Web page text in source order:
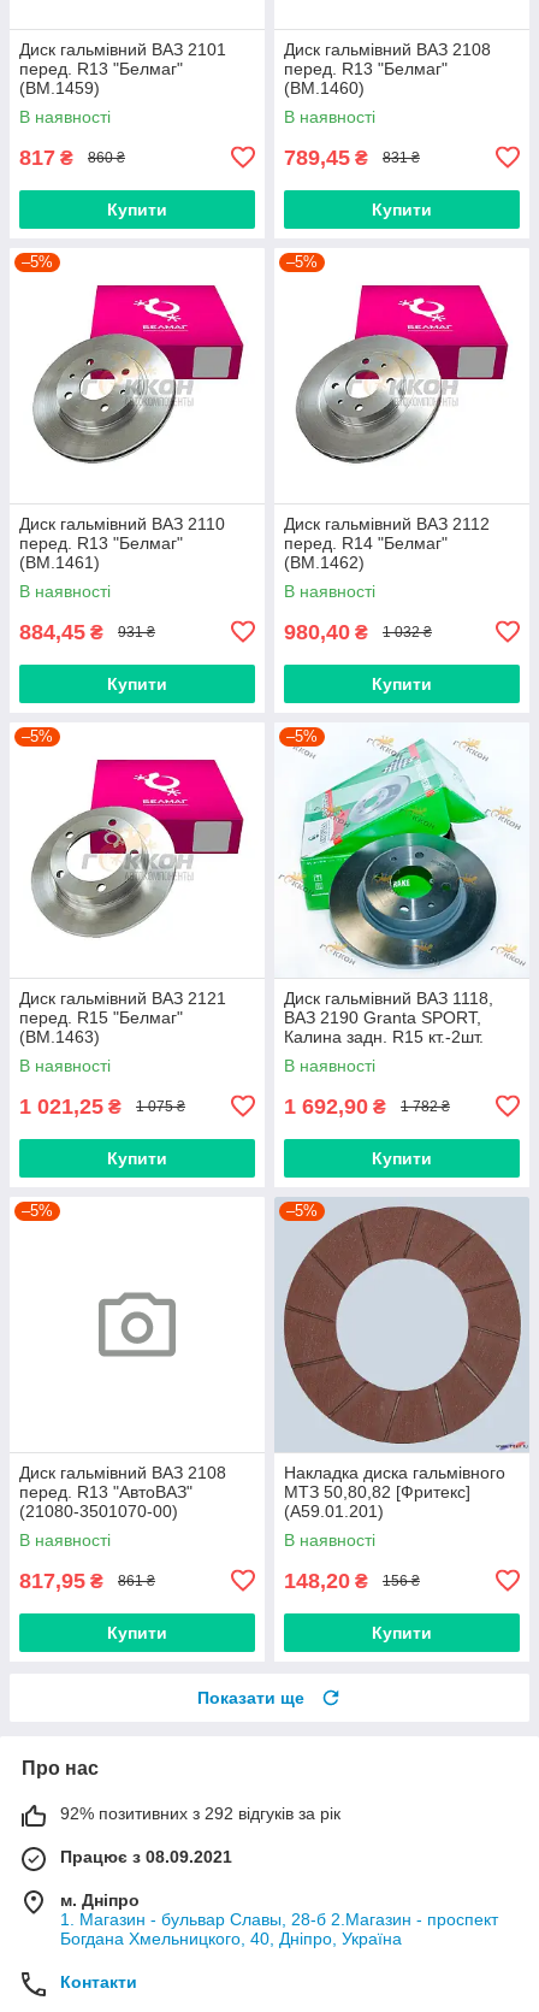
Диск гальмівний ВАЗ 2101
перед. R13 "Белмаг"
(BM.1459)
В наявності
817 ₴ 860 ₴
Купити
Диск гальмівний ВАЗ 2108
перед. R13 "Белмаг"
(BM.1460)
В наявності
789,45 ₴ 831 ₴
Купити
–5%
Диск гальмівний ВАЗ 2110
перед. R13 "Белмаг"
(BM.1461)
В наявності
884,45 ₴ 931 ₴
Купити
–5%
Диск гальмівний ВАЗ 2112
перед. R14 "Белмаг"
(BM.1462)
В наявності
980,40 ₴ 1 032 ₴
Купити
–5%
Диск гальмівний ВАЗ 2121
перед. R15 "Белмаг"
(BM.1463)
В наявності
1 021,25 ₴ 1 075 ₴
Купити
–5%
Диск гальмівний ВАЗ 1118,
ВАЗ 2190 Granta SPORT,
Калина задн. R15 кт.-2шт.
"АвтоРеал" (АВ905-3502070)
В наявності
1 692,90 ₴ 1 782 ₴
Купити
–5%
Диск гальмівний ВАЗ 2108
перед. R13 "АвтоВАЗ"
(21080-3501070-00)
В наявності
817,95 ₴ 861 ₴
Купити
–5%
Накладка диска гальмівного
МТЗ 50,80,82 [Фритекс]
(А59.01.201)
В наявності
148,20 ₴ 156 ₴
Купити
Показати ще
Про нас
92% позитивних з 292 відгуків за рік
Працює з 08.09.2021
м. Дніпро
1. Магазин - бульвар Славы, 28-б 2.Магазин - проспект
Богдана Хмельницкого, 40, Дніпро, Україна
Контакти